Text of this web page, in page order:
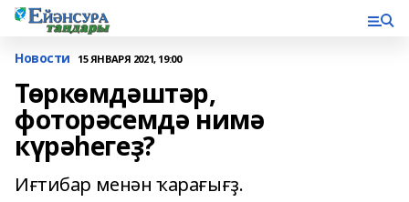
Новости 15 ЯНВАРЯ 2021, 19:00
Төркөмдәштәр,
фоторәсемдә нимә
күрәһегеҙ?
Иғтибар менән ҡарағығҙ.